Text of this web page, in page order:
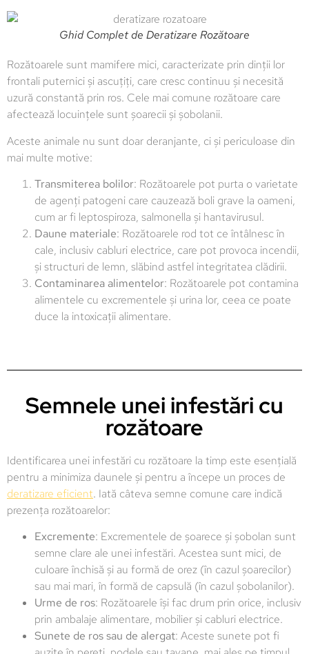
Ghid Complet de Deratizare Rozătoare
Rozătoarele sunt mamifere mici, caracterizate prin dinții lor
frontali puternici și ascuțiți, care cresc continuu și necesită
uzură constantă prin ros. Cele mai comune rozătoare care
afectează locuințele sunt șoarecii și șobolanii.
Aceste animale nu sunt doar deranjante, ci și periculoase din
mai multe motive:
Transmiterea bolilor: Rozătoarele pot purta o varietate
de agenți patogeni care cauzează boli grave la oameni,
cum ar fi leptospiroza, salmonella și hantavirusul.
Daune materiale: Rozătoarele rod tot ce întâlnesc în
cale, inclusiv cabluri electrice, care pot provoca incendii,
și structuri de lemn, slăbind astfel integritatea clădirii.
Contaminarea alimentelor: Rozătoarele pot contamina
alimentele cu excrementele și urina lor, ceea ce poate
duce la intoxicații alimentare.
Semnele unei infestări cu
rozătoare
Identificarea unei infestări cu rozătoare la timp este esențială
pentru a minimiza daunele și pentru a începe un proces de
deratizare eficient. Iată câteva semne comune care indică
prezența rozătoarelor:
Excremente: Excrementele de șoarece și șobolan sunt
semne clare ale unei infestări. Acestea sunt mici, de
culoare închisă și au formă de orez (în cazul șoarecilor)
sau mai mari, în formă de capsulă (în cazul șobolanilor).
Urme de ros: Rozătoarele își fac drum prin orice, inclusiv
prin ambalaje alimentare, mobilier și cabluri electrice.
Sunete de ros sau de alergat: Aceste sunete pot fi